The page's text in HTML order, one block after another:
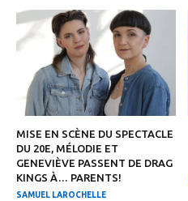
MISE EN SCÈNE DU SPECTACLE
DU 20E, MÉLODIE ET
GENEVIÈVE PASSENT DE DRAG
KINGS À… PARENTS!
SAMUEL LAROCHELLE